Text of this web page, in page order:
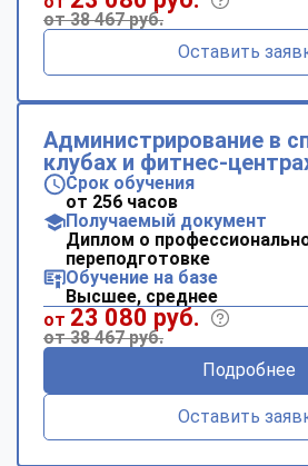
от 38 467 руб.
Оставить
Администрирование в
клубах и фитнес-
Срок обучения
от 256 часов
Получаемый документ
Диплом о
переподготовке
Обучение на базе
Высшее, среднее
от 23 080 руб.
от 38 467 руб.
Подробнее
Оставить